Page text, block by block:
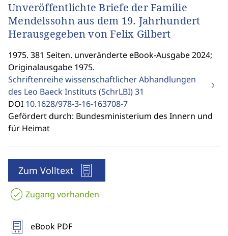
Unveröffentlichte Briefe der Familie
Mendelssohn aus dem 19. Jahrhundert
Herausgegeben von Felix Gilbert
1975. 381 Seiten. unveränderte eBook-Ausgabe 2024;
Originalausgabe 1975.
Schriftenreihe wissenschaftlicher Abhandlungen
des Leo Baeck Instituts (SchrLBI)31
DOI 10.1628/978-3-16-163708-7
Gefördert durch: Bundesministerium des Innern und
für Heimat
Zum Volltext
Zugang vorhanden
eBook PDF